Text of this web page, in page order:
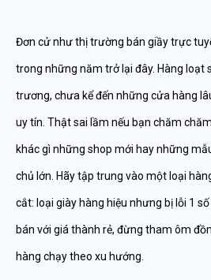
Đơn cử như thị trường bán giầy trực
trong những năm trở lại đây. Hàng loạt
trương, chưa kể đến những cửa hàng
uy tín. Thật sai lầm nếu bạn chăm
khác gì những shop mới hay những
chủ lớn. Hãy tập trung vào một loại
cắt: loại giày hàng hiệu nhưng bị lỗi 1
bán với giá thành rẻ, đừng tham ôm
hàng chạy theo xu hướng.